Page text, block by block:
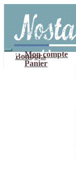
navigation
contenu
Mon compte
Panier
Bonbons